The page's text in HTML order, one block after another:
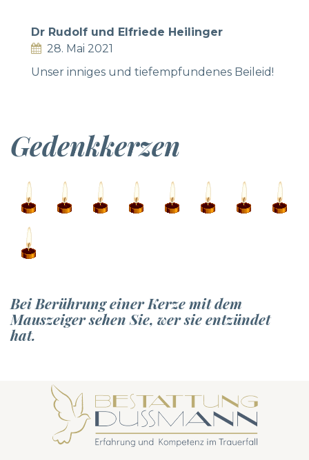
Dr Rudolf und Elfriede Heilinger
28. Mai 2021
Unser inniges und tiefempfundenes Beileid!
Gedenkkerzen
Bei Berührung einer Kerze mit dem
Mauszeiger sehen Sie, wer sie entzündet
hat.